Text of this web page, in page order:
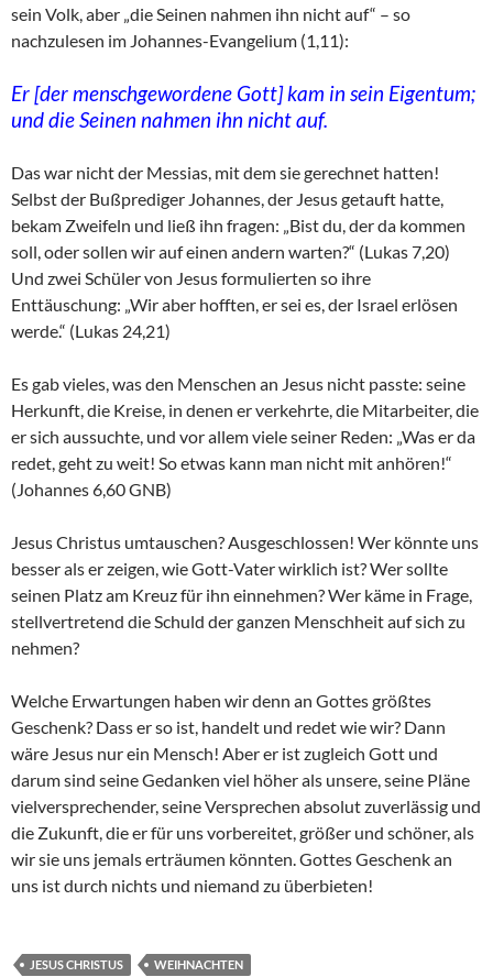
sein Volk, aber „die Seinen nahmen ihn nicht auf“ – so
nachzulesen im Johannes-Evangelium (1,11):
Er [der menschgewordene Gott] kam in sein Eigentum;
und die Seinen nahmen ihn nicht auf.
Das war nicht der Messias, mit dem sie gerechnet hatten!
Selbst der Bußprediger Johannes, der Jesus getauft hatte,
bekam Zweifeln und ließ ihn fragen: „Bist du, der da kommen
soll, oder sollen wir auf einen andern warten?“ (Lukas 7,20)
Und zwei Schüler von Jesus formulierten so ihre
Enttäuschung: „Wir aber hofften, er sei es, der Israel erlösen
werde.“ (Lukas 24,21)
Es gab vieles, was den Menschen an Jesus nicht passte: seine
Herkunft, die Kreise, in denen er verkehrte, die Mitarbeiter, die
er sich aussuchte, und vor allem viele seiner Reden: „Was er da
redet, geht zu weit! So etwas kann man nicht mit anhören!“
(Johannes 6,60 GNB)
Jesus Christus umtauschen? Ausgeschlossen! Wer könnte uns
besser als er zeigen, wie Gott-Vater wirklich ist? Wer sollte
seinen Platz am Kreuz für ihn einnehmen? Wer käme in Frage,
stellvertretend die Schuld der ganzen Menschheit auf sich zu
nehmen?
Welche Erwartungen haben wir denn an Gottes größtes
Geschenk? Dass er so ist, handelt und redet wie wir? Dann
wäre Jesus nur ein Mensch! Aber er ist zugleich Gott und
darum sind seine Gedanken viel höher als unsere, seine Pläne
vielversprechender, seine Versprechen absolut zuverlässig und
die Zukunft, die er für uns vorbereitet, größer und schöner, als
wir sie uns jemals erträumen könnten. Gottes Geschenk an
uns ist durch nichts und niemand zu überbieten!
JESUS CHRISTUS WEIHNACHTEN